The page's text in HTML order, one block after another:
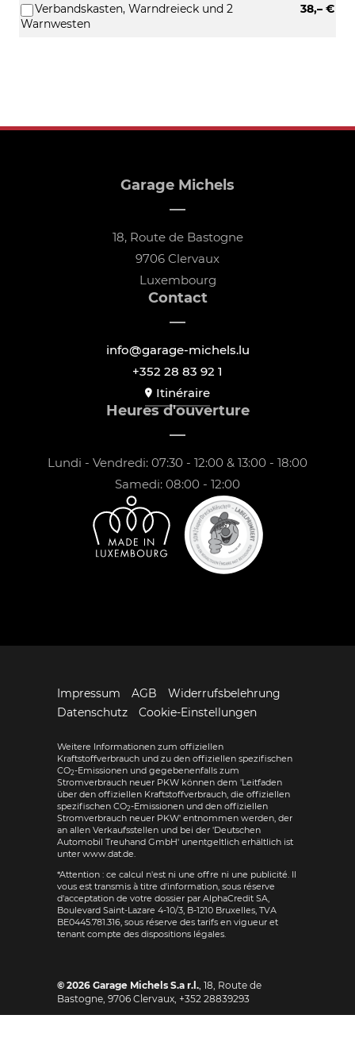
38,– €
Verbandskasten, Warndreieck und 2
Warnwesten
Garage Michels
18, Route de Bastogne
9706 Clervaux
Luxembourg
Contact
info@garage-michels.lu
+352 28 83 92 1
Itinéraire
Heures d'ouverture
Lundi - Vendredi: 07:30 - 12:00 & 13:00 - 18:00
Samedi: 08:00 - 12:00
Impressum AGB
Widerrufsbelehrung
Datenschutz
Cookie-Einstellungen
Weitere Informationen zum offiziellen
Kraftstoffverbrauch und zu den offiziellen spezifischen
CO2-Emissionen und gegebenenfalls zum
Stromverbrauch neuer PKW können dem 'Leitfaden
über den offiziellen Kraftstoffverbrauch, die offiziellen
spezifischen CO2-Emissionen und den offiziellen
Stromverbrauch neuer PKW' entnommen werden, der
an allen Verkaufsstellen und bei der 'Deutschen
Automobil Treuhand GmbH' unentgeltlich erhältlich ist
unter www.dat.de.
*Attention : ce calcul n'est ni une offre ni une publicité. Il
vous est transmis à titre d'information, sous réserve
d'acceptation de votre dossier par AlphaCredit SA,
Boulevard Saint-Lazare 4-10/3, B-1210 Bruxelles, TVA
BE0445.781.316, sous réserve des tarifs en vigueur et
tenant compte des dispositions légales.
© 2026 Garage Michels S.a r.l., 18, Route de
Bastogne, 9706 Clervaux, +352 28839293